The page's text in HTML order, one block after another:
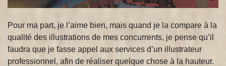
Pour ma part, je l’aime bien, mais quand je la compare à la
qualité des illustrations de mes concurrents, je pense qu’il
faudra que je fasse appel aux services d’un illustrateur
professionnel, afin de réaliser quelque chose à la hauteur.